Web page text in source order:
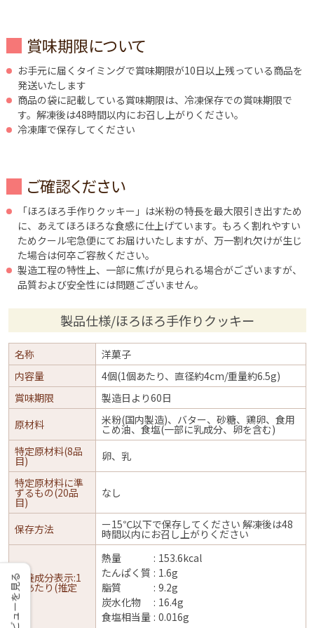
賞味期限について
お手元に届くタイミングで賞味期限が10日以上残っている商品を
発送いたします
商品の袋に記載している賞味期限は、冷凍保存での賞味期限で
す。解凍後は48時間以内にお召し上がりください。
冷凍庫で保存してください
ご確認ください
「ほろほろ手作りクッキー」は米粉の特長を最大限引き出すため
に、あえてほろほろな食感に仕上げています。もろく割れやすい
ためクール宅急便にてお届けいたしますが、万一割れ欠けが生じ
た場合は何卒ご容赦ください。
製造工程の特性上、一部に焦げが見られる場合がございますが、
品質および安全性には問題ございません。
製品仕様/ほろほろ手作りクッキー
名称
洋菓子
内容量
4個(1個あたり、直径約4cm/重量約6.5g)
賞味期限
製造日より60日
原材料
米粉(国内製造)、バター、砂糖、鶏卵、食用
こめ油、食塩(一部に乳成分、卵を含む)
特定原材料(8品
目)
卵、乳
特定原材料に準
ずるもの(20品
目)
なし
保存方法 ー15℃以下で保存してください 解凍後は48
時間以内にお召し上がりください
栄養成分表示:1
袋あたり(推定
値)
熱量
153.6kcal
たんぱく質
1.6g
脂質
9.2g
炭水化物
16.4g
食塩相当量 0.016g
レビューを見る